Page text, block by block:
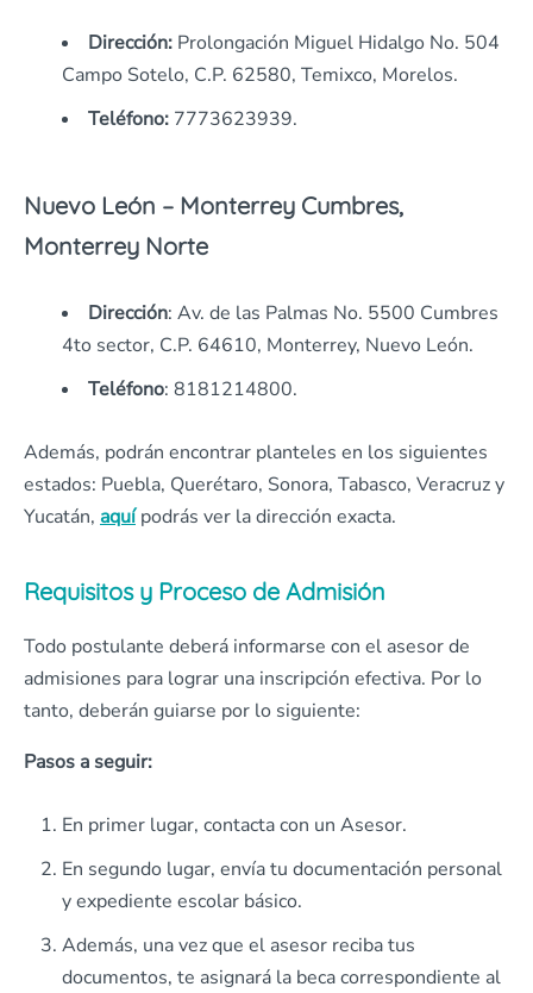
Dirección: Prolongación Miguel Hidalgo No. 504
Campo Sotelo, C.P. 62580, Temixco, Morelos.
Teléfono: 7773623939.
Nuevo León – Monterrey Cumbres,
Monterrey Norte
Dirección: Av. de las Palmas No. 5500 Cumbres
4to sector, C.P. 64610, Monterrey, Nuevo León.
Teléfono: 8181214800.
Además, podrán encontrar planteles en los siguientes
estados: Puebla, Querétaro, Sonora, Tabasco, Veracruz y
Yucatán, aquípodrás ver la dirección exacta.
Requisitos y Proceso de Admisión
Todo postulante deberá informarse con el asesor de
admisiones para lograr una inscripción efectiva. Por lo
tanto, deberán guiarse por lo siguiente:
Pasos a seguir:
En primer lugar, contacta con un Asesor.
En segundo lugar, envía tu documentación personal
y expediente escolar básico.
Además, una vez que el asesor reciba tus
documentos, te asignará la beca correspondiente al